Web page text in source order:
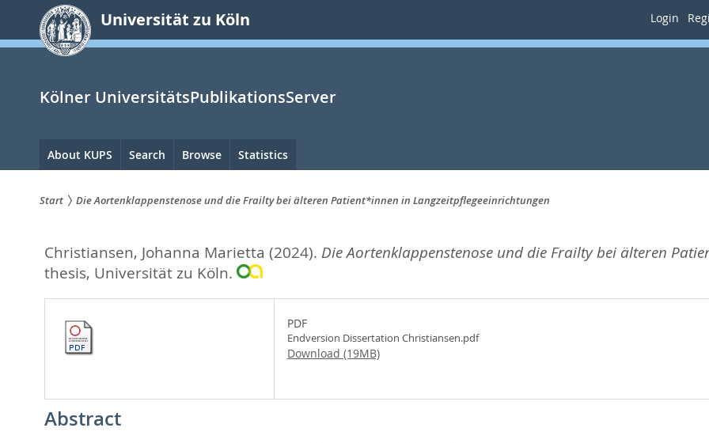
springen
Universität zu Köln Login
Kölner UniversitätsPublikationsServer
Hauptnavigation
About KUPS Search Browse Statistics
sind
hier:
Start Die Aortenklappenstenose und die Frailty bei älteren Patient*innen in Langzeitpflegeeinrichtungen
Christiansen, Johanna Marietta (2024). Die Aortenklappenstenose und die Frailty bei älteren
thesis, Universität zu Köln.
PDF
Endversion Dissertation Christiansen.pdf
Download (19MB)
Abstract